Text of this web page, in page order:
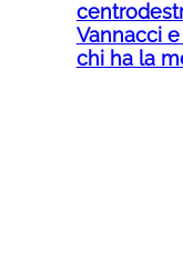
Vannacci
chi ha la